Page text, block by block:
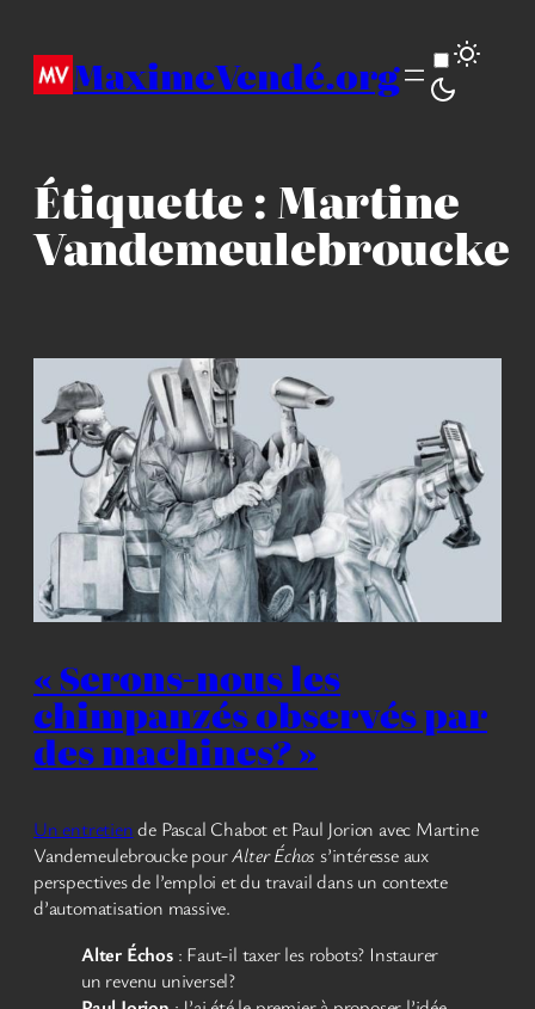
contenuMaximeVendé.org
Étiquette :Martine
Vandemeulebroucke
« Serons-nous les
chimpanzés observés par
des machines? »
Un entretiende Pascal Chabot et Paul Jorion avec Martine
Vandemeulebroucke pourAlter Échos s’intéresse aux
perspectives de l’emploi et du travail dans un contexte
d’automatisation massive.
Alter Échos : Faut-il taxer les robots? Instaurer
un revenu universel?